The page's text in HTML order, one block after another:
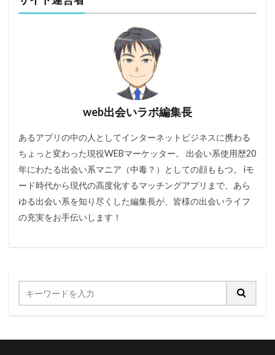
web出会いラボ編集長
あるアプリの中の人としてインターネットビジネスに携わる
ちょっと変わった現役WEBマーケッター。 出会い系使用歴20
年にわたる出会い系マニア（中毒？）としての顔ももつ。 iモ
ード時代から現代の高度化するマッチングアプリまで、あら
ゆる出会い系を知り尽くした編集長が、皆様の出会いライフ
の充実をお手伝いします！